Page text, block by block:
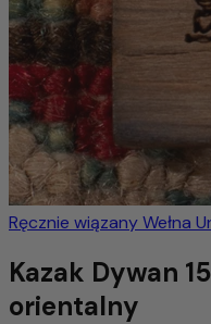
Ręcznie wiązanyWełna
Kazak Dywan
orientalny